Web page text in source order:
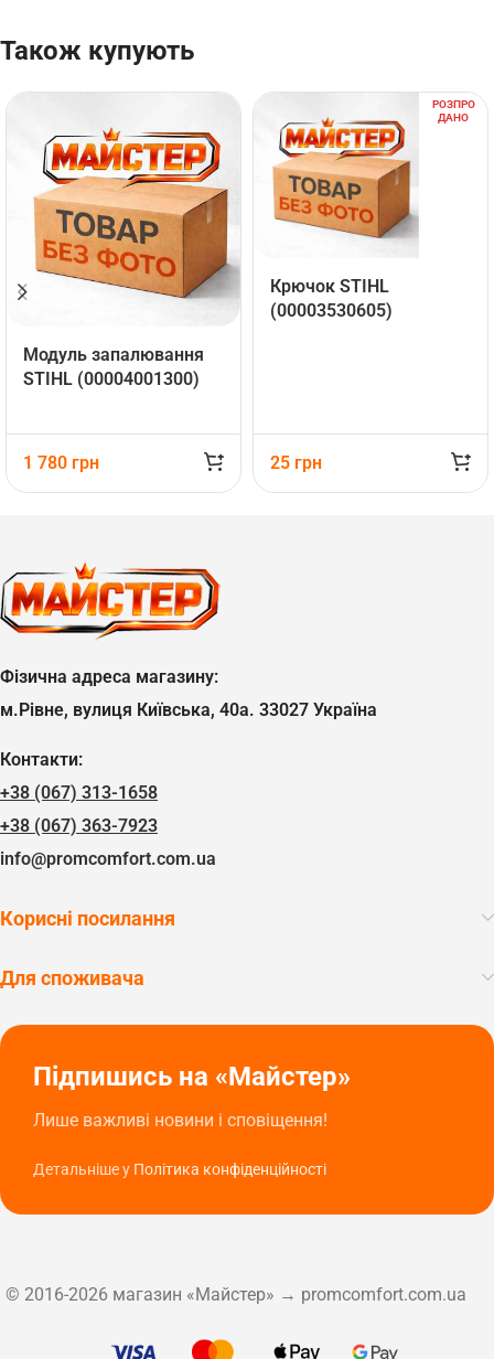
Також купують
Mодуль запалювання
STIHL (00004001300)
1 780 грн
РОЗПРО
ДАНО
Крючок STIHL
(00003530605)
25 грн
Фізична адреса магазину:
м.Рівне, вулиця Київська, 40а. 33027 Україна
Контакти:
+38 (067) 313-1658
+38 (067) 363-7923
info@promcomfort.com.ua
Корисні посилання
Для споживача
Підпишись на «Майстер»
Лише важливі новини і сповіщення!
Детальніше у Політика конфіденційності
© 2016-2026 магазин «Майстер» → promcomfort.com.ua